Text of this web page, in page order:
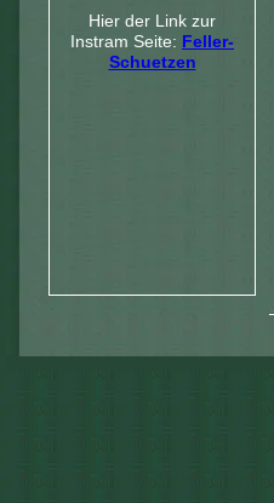
Hier der Link zur
Instram Seite: Feller-
Schuetzen